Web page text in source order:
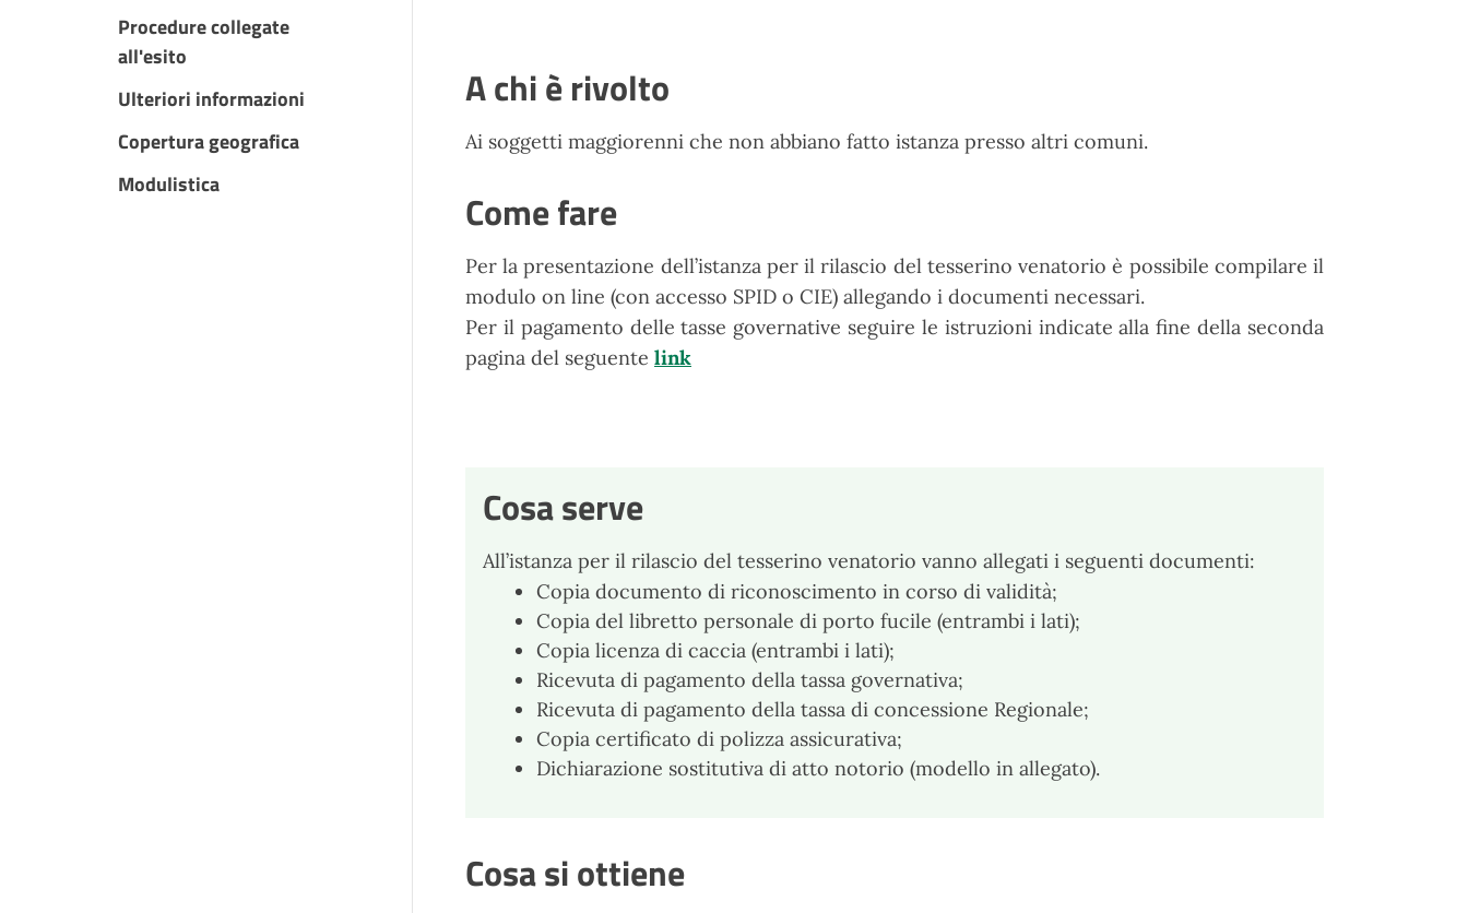
Procedure collegate
all'esito
Ulteriori informazioni
Copertura geografica
Modulistica
A chi è rivolto
Ai soggetti maggiorenni che non abbiano fatto istanza presso altri comuni.
Come fare
Per la presentazione dell’istanza per il rilascio del tesserino venatorio è possibile compilare il
modulo on line (con accesso SPID o CIE) allegando i documenti necessari.
Per il pagamento delle tasse governative seguire le istruzioni indicate alla fine della seconda
pagina del seguente link
Cosa serve
All’istanza per il rilascio del tesserino venatorio vanno allegati i seguenti documenti:
Copia documento di riconoscimento in corso di validità;
Copia del libretto personale di porto fucile (entrambi i lati);
Copia licenza di caccia (entrambi i lati);
Ricevuta di pagamento della tassa governativa;
Ricevuta di pagamento della tassa di concessione Regionale;
Copia certificato di polizza assicurativa;
Dichiarazione sostitutiva di atto notorio (modello in allegato).
Cosa si ottiene